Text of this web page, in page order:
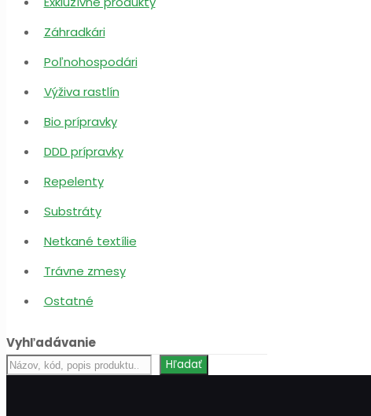
Záhradkári
Poľnohospodári
Výživa rastlín
Bio prípravky
DDD prípravky
Repelenty
Substráty
Netkané textílie
Trávne zmesy
Ostatné
Vyhľadávanie
Hľadať
Hľadať